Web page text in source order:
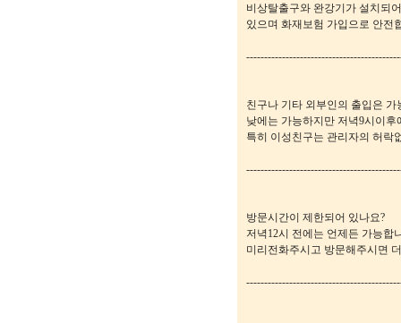
비상탈출구와 완강기가 설치되
있으며 화재보험 가입으로 안전
친구나 기타 외부인의 출입은 가
낮에는 가능하지만 저녁9시이
특히 이성친구는 관리자의 허락
방문시간이 제한되어 있나요?
저녁12시 전에는 언제든 가능합
미리전화주시고 방문해주시면